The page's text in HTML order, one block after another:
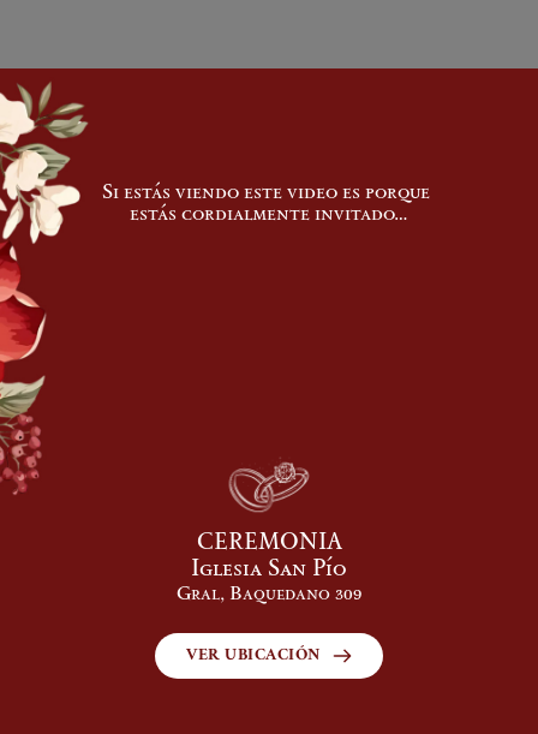
Si estás viendo este video es porque
estás cordialmente invitado…
CEREMONIA
Iglesia San Pío
Gral, Baquedano 309
VER UBICACIÓN